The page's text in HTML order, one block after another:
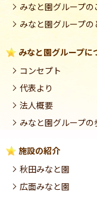
みなと園グループの
みなと園グループ
みなと園グループに
コンセプト
代表より
法人概要
みなと園グループの
施設の紹介
秋田みなと園
広面みなと園